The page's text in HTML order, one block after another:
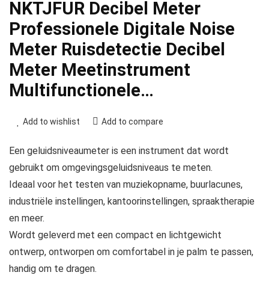
NKTJFUR Decibel Meter
Professionele Digitale Noise
Meter Ruisdetectie Decibel
Meter Meetinstrument
Multifunctionele…
Add to wishlist Add to compare
Een geluidsniveaumeter is een instrument dat wordt
gebruikt om omgevingsgeluidsniveaus te meten.
Ideaal voor het testen van muziekopname, buurlacunes,
industriële instellingen, kantoorinstellingen, spraaktherapie
en meer.
Wordt geleverd met een compact en lichtgewicht
ontwerp, ontworpen om comfortabel in je palm te passen,
handig om te dragen.